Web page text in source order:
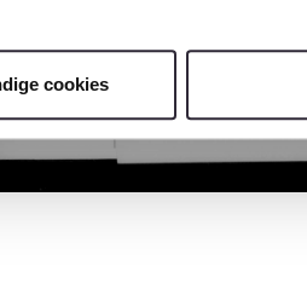
cookies